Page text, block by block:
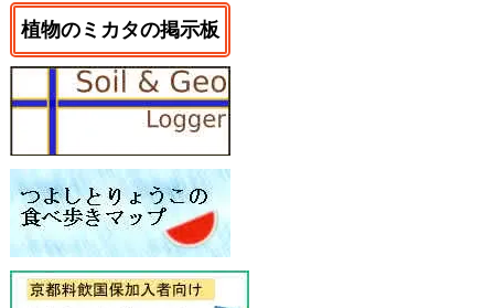
植物のミカタの掲示板